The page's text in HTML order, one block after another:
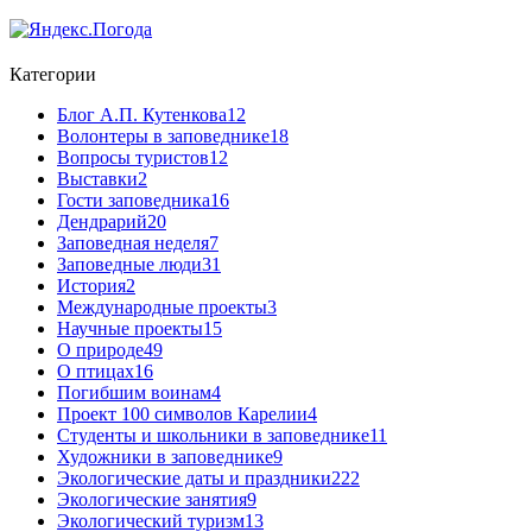
Категории
Блог А.П. Кутенкова12
Волонтеры в заповеднике18
Вопросы туристов12
Выставки2
Гости заповедника16
Дендрарий20
Заповедная неделя7
Заповедные люди31
История2
Международные проекты3
Научные проекты15
О природе49
О птицах16
Погибшим воинам4
Проект 100 символов Карелии4
Студенты и школьники в заповеднике11
Художники в заповеднике9
Экологические даты и праздники222
Экологические занятия9
Экологический туризм13